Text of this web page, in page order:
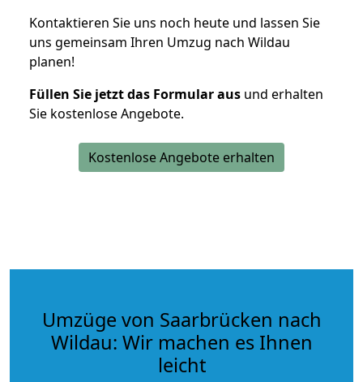
Kontaktieren Sie uns noch heute und lassen Sie
uns gemeinsam Ihren Umzug nach Wildau
planen!
Füllen Sie jetzt das Formular aus und erhalten
Sie kostenlose Angebote.
Kostenlose Angebote erhalten
Umzüge von Saarbrücken nach
Wildau: Wir machen es Ihnen
leicht